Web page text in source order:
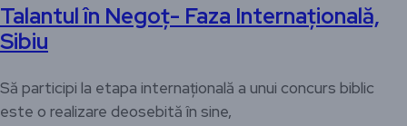
Talantul în Negoț- Faza Internațională,
Sibiu
Să participi la etapa internațională a unui concurs biblic
este o realizare deosebită în sine,